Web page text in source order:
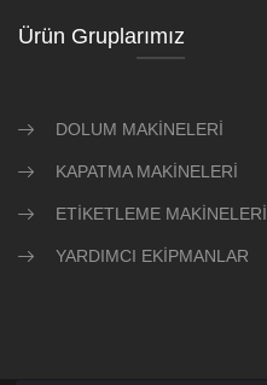
Ürün Gruplarımız
DOLUM MAKİNELERİ
KAPATMA MAKİNELERİ
ETİKETLEME MAKİNELERİ
YARDIMCI EKİPMANLAR